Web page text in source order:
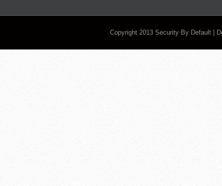
Copyright 2013 Security By Default |